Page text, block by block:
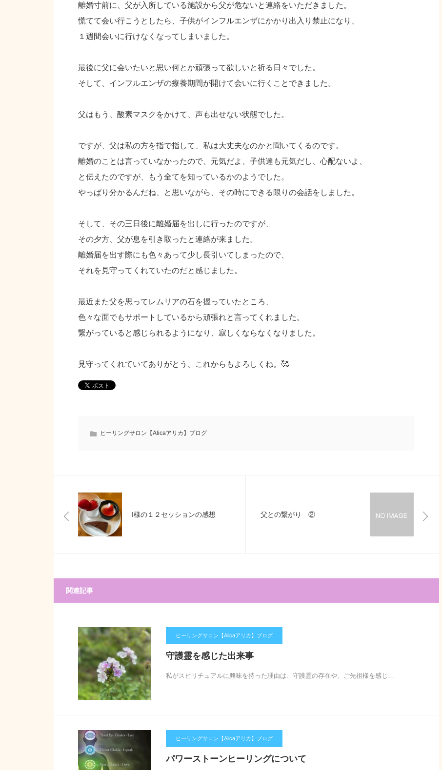
離婚寸前に、父が入所している施設から父が危ないと連絡をいただきました。
慌てて会い行こうとしたら、子供がインフルエンザにかかり出入り禁止になり、
１週間会いに行けなくなってしまいました。
最後に父に会いたいと思い何とか頑張って欲しいと祈る日々でした。
そして、インフルエンザの療養期間が開けて会いに行くことできました。
父はもう、酸素マスクをかけて、声も出せない状態でした。
ですが、父は私の方を指で指して、私は大丈夫なのかと聞いてくるのです。
離婚のことは言っていなかったので、元気だよ、子供達も元気だし、心配ないよ、
と伝えたのですが、もう全てを知っているかのようでした。
やっぱり分かるんだね、と思いながら、その時にできる限りの会話をしました。
そして、その三日後に離婚届を出しに行ったのですが、
その夕方、父が息を引き取ったと連絡が来ました。
離婚届を出す際にも色々あって少し長引いてしまったので、
それを見守ってくれていたのだと感じました。
最近また父を思ってレムリアの石を握っていたところ、
色々な面でもサポートしているから頑張れと言ってくれました。
繋がっていると感じられるようになり、寂しくならなくなりました。
見守ってくれていてありがとう、これからもよろしくね。🥰
ヒーリングサロン【Alicaアリカ】ブログ
I様の１２セッションの感想 父との繋がり ②
関連記事
ヒーリングサロン【Alicaアリカ】ブログ
守護霊を感じた出来事
私がスピリチュアルに興味を持った理由は、守護霊の存在や、ご先祖様を感じ…
ヒーリングサロン【Alicaアリカ】ブログ
パワーストーンヒーリングについて